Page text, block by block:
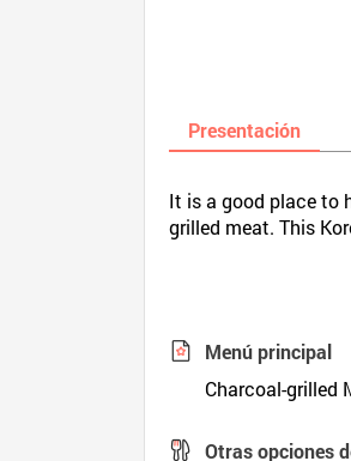
Presentación
It is a good place to
grilled meat. This
Menú principal
Charcoal-grilled
Otras opciones